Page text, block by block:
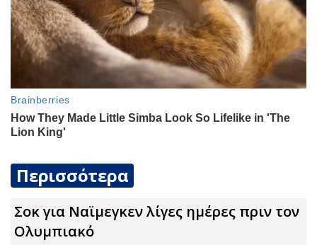
Περισσότερα
Σoκ για Ναϊμεγκεν λίγες ημέρες πριν τον
Ολυμπιακό